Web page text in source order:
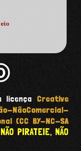
licença Creative
(CC BY-NC-SA
PIRATEIE, NÃO